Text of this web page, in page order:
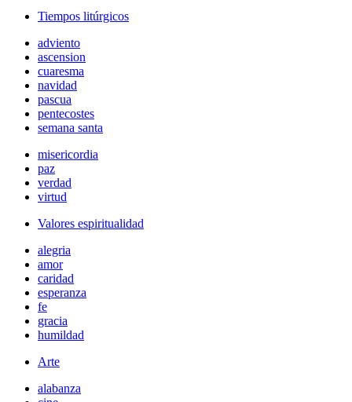
Tiempos litúrgicos
adviento
ascension
cuaresma
navidad
pascua
pentecostes
semana santa
misericordia
paz
verdad
virtud
Valores espiritualidad
alegria
amor
caridad
esperanza
fe
gracia
humildad
Arte
alabanza